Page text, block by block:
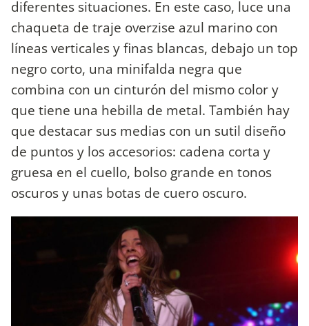
diferentes situaciones. En este caso, luce una
chaqueta de traje overzise azul marino con
líneas verticales y finas blancas, debajo un top
negro corto, una minifalda negra que
combina con un cinturón del mismo color y
que tiene una hebilla de metal. También hay
que destacar sus medias con un sutil diseño
de puntos y los accesorios: cadena corta y
gruesa en el cuello, bolso grande en tonos
oscuros y unas botas de cuero oscuro.